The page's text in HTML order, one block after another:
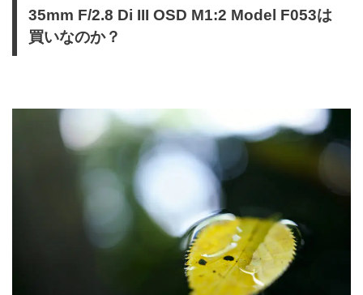
35mm F/2.8 Di III OSD M1:2 Model F053は
買いなのか？